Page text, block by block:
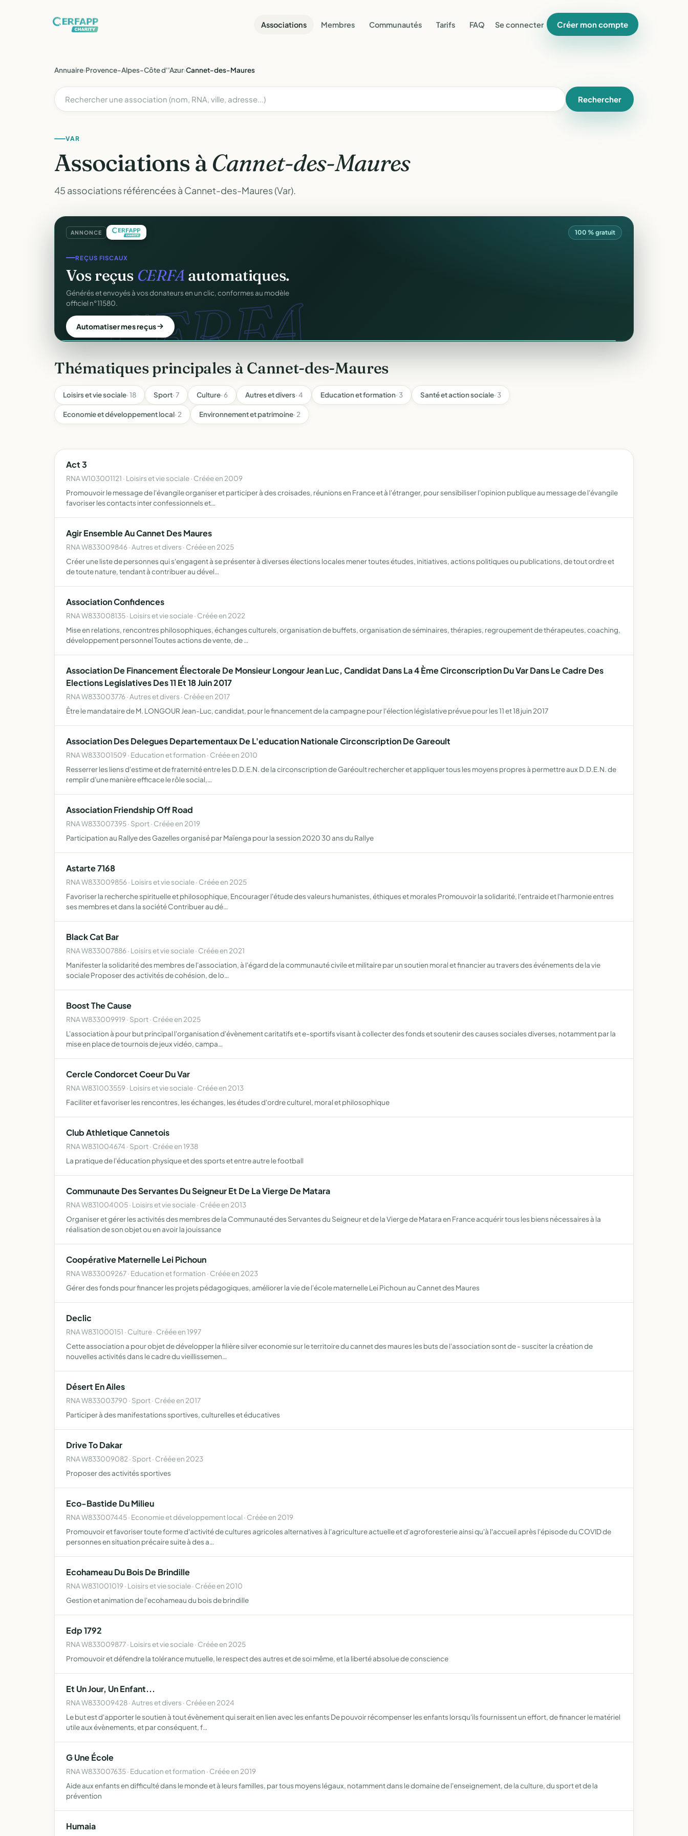
Associations Membres Communautés Tarifs FAQ Se connecter Créer mon compte
Annuaire›Provence-Alpes-Côte d''Azur›Cannet-des-Maures
Rechercher
VAR
Associations àCannet-des-Maures
45 associations référencées à Cannet-des-Maures (Var).
ANNONCE 100 % gratuit
dons.
COLLECTE DE DONS
Collectez des donsen ligne.
Campagnes, paiement sécurisé, reçu fiscal instantané pour chaque
donateur. 100 % gratuit.
Lancer ma collecte
Thématiques principales à Cannet-des-Maures
Loisirs et vie sociale· 18 Sport· 7 Culture· 6 Autres et divers· 4 Education et formation· 3 Santé et action sociale· 3
Economie et développement local· 2 Environnement et patrimoine· 2
Act 3
RNA W103001121 · Loisirs et vie sociale · Créée en 2009
Promouvoir le message de l'évangile organiser et participer à des croisades, réunions en France et à l'étranger, pour sensibiliser l'opinion publique au message de l'évangile
favoriser les contacts inter confessionnels et…
Agir Ensemble Au Cannet Des Maures
RNA W833009846 · Autres et divers · Créée en 2025
Créer une liste de personnes qui s'engagent à se présenter à diverses élections locales mener toutes études, initiatives, actions politiques ou publications, de tout ordre et
de toute nature, tendant à contribuer au dével…
Association Confidences
RNA W833008135 · Loisirs et vie sociale · Créée en 2022
Mise en relations, rencontres philosophiques, échanges culturels, organisation de buffets, organisation de séminaires, thérapies, regroupement de thérapeutes, coaching,
développement personnel Toutes actions de vente, de …
Association De Financement Électorale De Monsieur Longour Jean Luc, Candidat Dans La 4 Ème Circonscription Du Var Dans Le Cadre Des
Elections Legislatives Des 11 Et 18 Juin 2017
RNA W833003776 · Autres et divers · Créée en 2017
Être le mandataire de M. LONGOUR Jean-Luc, candidat, pour le financement de la campagne pour l'élection législative prévue pour les 11 et 18 juin 2017
Association Des Delegues Departementaux De L'education Nationale Circonscription De Gareoult
RNA W833001509 · Education et formation · Créée en 2010
Resserrer les liens d'estime et de fraternité entre les D.D.E.N. de la circonscription de Garéoult rechercher et appliquer tous les moyens propres à permettre aux D.D.E.N. de
remplir d'une manière efficace le rôle social,…
Association Friendship Off Road
RNA W833007395 · Sport · Créée en 2019
Participation au Rallye des Gazelles organisé par Maïenga pour la session 2020 30 ans du Rallye
Astarte 7168
RNA W833009856 · Loisirs et vie sociale · Créée en 2025
Favoriser la recherche spirituelle et philosophique, Encourager l'étude des valeurs humanistes, éthiques et morales Promouvoir la solidarité, l'entraide et l'harmonie entres
ses membres et dans la société Contribuer au dé…
Black Cat Bar
RNA W833007886 · Loisirs et vie sociale · Créée en 2021
Manifester la solidarité des membres de l'association, à l'égard de la communauté civile et militaire par un soutien moral et financier au travers des événements de la vie
sociale Proposer des activités de cohésion, de lo…
Boost The Cause
RNA W833009919 · Sport · Créée en 2025
L'association à pour but principal l'organisation d'évènement caritatifs et e-sportifs visant à collecter des fonds et soutenir des causes sociales diverses, notamment par la
mise en place de tournois de jeux vidéo, campa…
Cercle Condorcet Coeur Du Var
RNA W831003559 · Loisirs et vie sociale · Créée en 2013
Faciliter et favoriser les rencontres, les échanges, les études d'ordre culturel, moral et philosophique
Club Athletique Cannetois
RNA W831004674 · Sport · Créée en 1938
La pratique de l'éducation physique et des sports et entre autre le football
Communaute Des Servantes Du Seigneur Et De La Vierge De Matara
RNA W831004005 · Loisirs et vie sociale · Créée en 2013
Organiser et gérer les activités des membres de la Communauté des Servantes du Seigneur et de la Vierge de Matara en France acquérir tous les biens nécessaires à la
réalisation de son objet ou en avoir la jouissance
Coopérative Maternelle Lei Pichoun
RNA W833009267 · Education et formation · Créée en 2023
Gérer des fonds pour financer les projets pédagogiques, améliorer la vie de l'école maternelle Lei Pichoun au Cannet des Maures
Declic
RNA W831000151 · Culture · Créée en 1997
Cette association a pour objet de développer la filière silver economie sur le territoire du cannet des maures les buts de l'association sont de - susciter la création de
nouvelles activités dans le cadre du vieillissemen…
Désert En Ailes
RNA W833003790 · Sport · Créée en 2017
Participer à des manifestations sportives, culturelles et éducatives
Drive To Dakar
RNA W833009082 · Sport · Créée en 2023
Proposer des activités sportives
Eco-Bastide Du Milieu
RNA W833007445 · Economie et développement local · Créée en 2019
Promouvoir et favoriser toute forme d'activité de cultures agricoles alternatives à l'agriculture actuelle et d'agroforesterie ainsi qu'à l'accueil après l'épisode du COVID de
personnes en situation précaire suite à des a…
Ecohameau Du Bois De Brindille
RNA W831001019 · Loisirs et vie sociale · Créée en 2010
Gestion et animation de l'ecohameau du bois de brindille
Edp 1792
RNA W833009877 · Loisirs et vie sociale · Créée en 2025
Promouvoir et défendre la tolérance mutuelle, le respect des autres et de soi même, et la liberté absolue de conscience
Et Un Jour, Un Enfant...
RNA W833009428 · Autres et divers · Créée en 2024
Le but est d'apporter le soutien à tout évènement qui serait en lien avec les enfants De pouvoir récompenser les enfants lorsqu'ils fournissent un effort, de financer le matériel
utile aux évènements, et par conséquent, f…
G Une École
RNA W833007635 · Education et formation · Créée en 2019
Aide aux enfants en difficulté dans le monde et à leurs familles, par tous moyens légaux, notamment dans le domaine de l'enseignement, de la culture, du sport et de la
prévention
Humaia